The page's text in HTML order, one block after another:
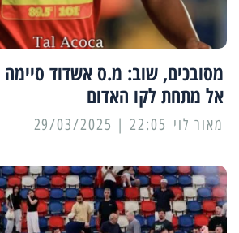
אל מתחת לקו האדום
מאור לוי 22:05 | 29/03/2025